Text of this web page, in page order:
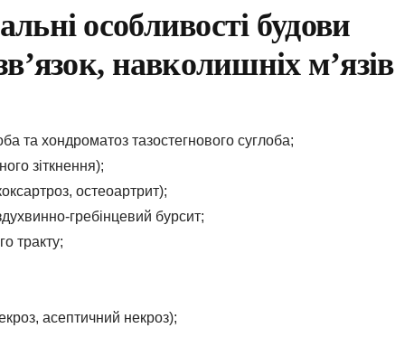
особливості будови
навколишніх м’язів
та хондроматоз тазостегнового суглоба;
зіткнення);
остеоартрит);
гребінцевий бурсит;
тракту;
асептичний некроз);